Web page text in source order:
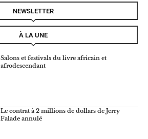
NEWSLETTER
À LA UNE
Salons et festivals du livre africain et
afrodescendant
Le contrat à 2 millions de dollars de Jerry
Falade annulé